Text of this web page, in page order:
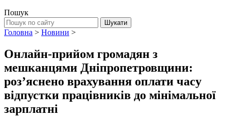
Пошук
Головна > Новини >
Онлайн-прийом громадян з
мешканцями Дніпропетровщини:
роз’яснено врахування оплати часу
відпустки працівників до мінімальної
зарплатні